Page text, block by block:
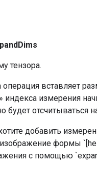
тензора.
вставляет
измерения
будет отсчитываться
добавить
формы
с помощью